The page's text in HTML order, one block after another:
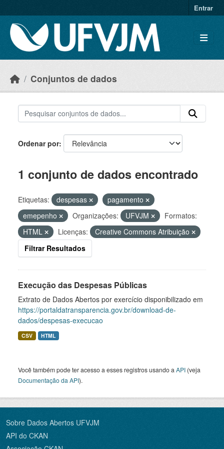
Entrar
Conjuntos de dados
Ordenar por
1 conjunto de dados encontrado
Etiquetas: despesas
pagamento
emepenho
Organizações: UFVJM
Formatos:
HTML
Licenças:
Creative Commons Atribuição
Filtrar Resultados
Execução das Despesas Públicas
Extrato de Dados Abertos por exercício disponibilizado em
https://portaldatransparencia.gov.br/download-de-
dados/despesas-execucao
CSV HTML
Você também pode ter acesso a esses registros usando a API (veja
Documentação da API).
Sobre Dados Abertos UFVJM
API do CKAN